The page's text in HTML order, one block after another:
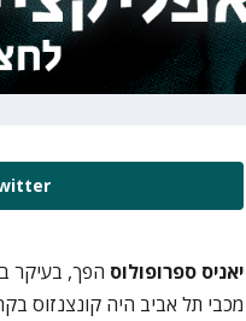
יאניס ספרופולוס הפך, בעיקר
מכבי תל אביב היה קונצנזוס